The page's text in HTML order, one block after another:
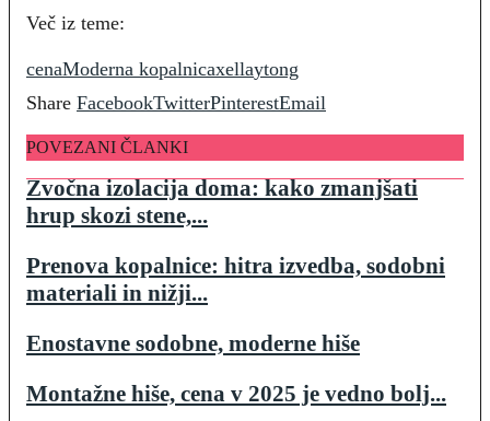
Več iz teme:
cenaModerna kopalnicaxellaytong
Share FacebookTwitterPinterestEmail
POVEZANI ČLANKI
Zvočna izolacija doma: kako zmanjšati
hrup skozi stene,...
Prenova kopalnice: hitra izvedba, sodobni
materiali in nižji...
Enostavne sodobne, moderne hiše
Montažne hiše, cena v 2025 je vedno bolj...